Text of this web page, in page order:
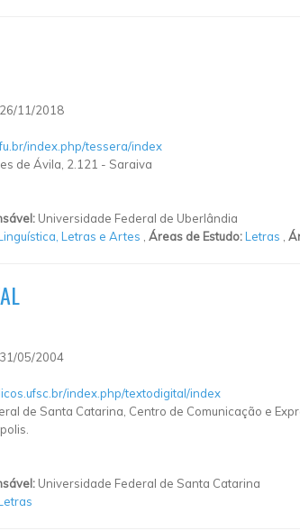
26/11/2018
index.php/tessera/index
de Ávila, 2.121 - Saraiva
Universidade Federal de Uberlândia
Letras e Artes Áreas de Estudo:Letras
31/05/2004
index.php/textodigital/index
de Santa Catarina, Centro de Comunicação e
Universidade Federal de Santa Catarina